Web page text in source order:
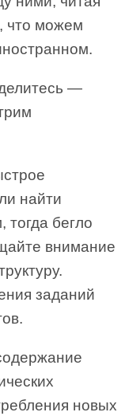
что можем
—
найти
бегло
внимание
заданий
новых